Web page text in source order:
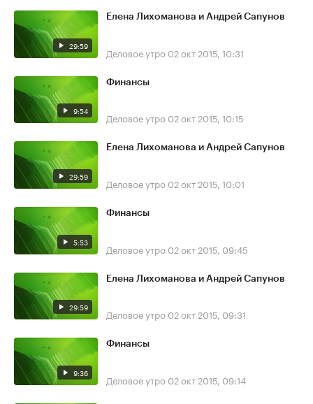
29:59
Елена Лихоманова и Андрей Сапунов
Деловое утро 02 окт 2015, 10:31
9:54
Финансы
Деловое утро 02 окт 2015, 10:15
29:59
Елена Лихоманова и Андрей Сапунов
Деловое утро 02 окт 2015, 10:01
5:53
Финансы
Деловое утро 02 окт 2015, 09:45
29:59
Елена Лихоманова и Андрей Сапунов
Деловое утро 02 окт 2015, 09:31
9:36
Финансы
Деловое утро 02 окт 2015, 09:14